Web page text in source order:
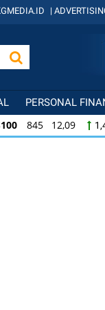
|
PERSONAL
845 12,09
640 9,44